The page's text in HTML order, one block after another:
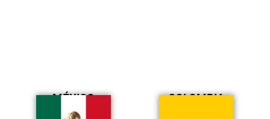
MÉXICO COLOMBIA